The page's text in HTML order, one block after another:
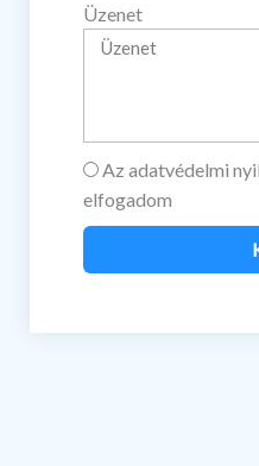
Üzenet
Az adatvédelmi
elfogadom